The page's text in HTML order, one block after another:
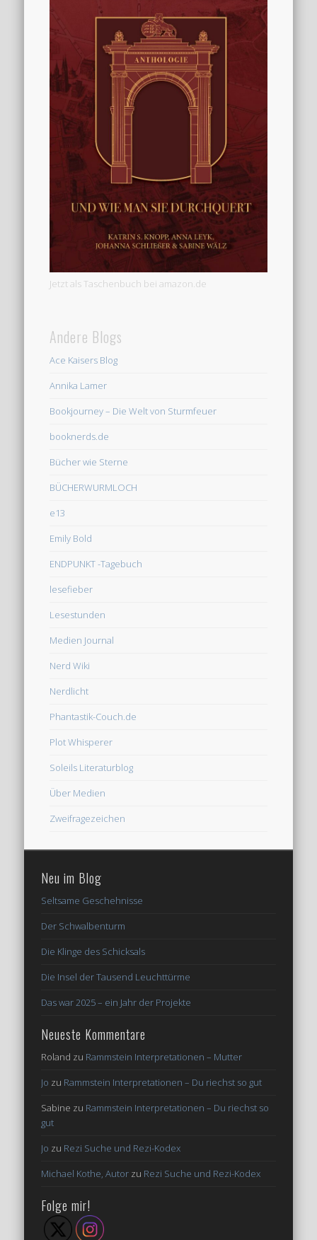
Jetzt als Taschenbuch bei amazon.de
Andere Blogs
Ace Kaisers Blog
Annika Lamer
Bookjourney – Die Welt von Sturmfeuer
booknerds.de
Bücher wie Sterne
BÜCHERWURMLOCH
e13
Emily Bold
ENDPUNKT -Tagebuch
lesefieber
Lesestunden
Medien Journal
Nerd Wiki
Nerdlicht
Phantastik-Couch.de
Plot Whisperer
Soleils Literaturblog
Über Medien
Zweifragezeichen
Neu im Blog
Seltsame Geschehnisse
Der Schwalbenturm
Die Klinge des Schicksals
Die Insel der Tausend Leuchttürme
Das war 2025 – ein Jahr der Projekte
Neueste Kommentare
Roland zu Rammstein Interpretationen – Mutter
Jo zu Rammstein Interpretationen – Du riechst so gut
Sabine zu Rammstein Interpretationen – Du riechst so
gut
Jo zu Rezi Suche und Rezi-Kodex
Michael Kothe, Autor zu Rezi Suche und Rezi-Kodex
Folge mir!